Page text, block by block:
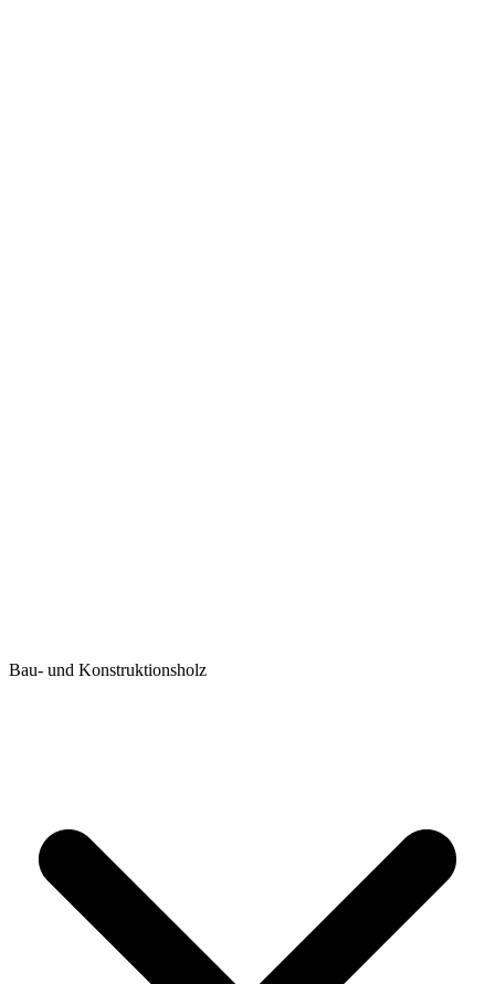
Bau- und Konstruktionsholz